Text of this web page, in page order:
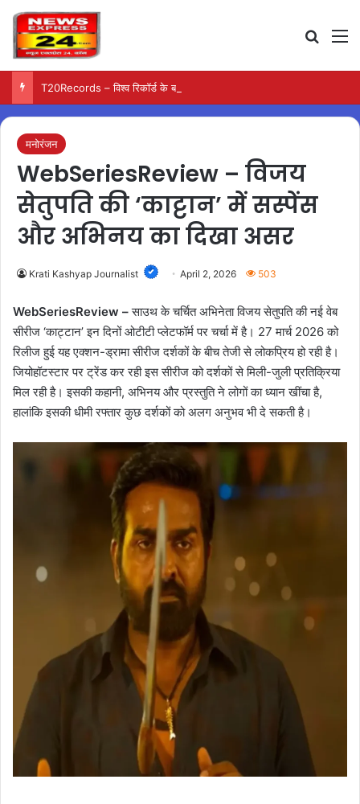
मनोरंजन
WebSeriesReview – विजय
सेतुपति की ‘काट्टान’ में सस्पेंस
और अभिनय का दिखा असर
Krati Kashyap Journalist April 2, 2026 503
WebSeriesReview –साउथ के चर्चित अभिनेता विजय सेतुपति की नई वेब
सीरीज ‘काट्टान’ इन दिनों ओटीटी प्लेटफॉर्म पर चर्चा में है। 27 मार्च 2026 को
रिलीज हुई यह एक्शन-ड्रामा सीरीज दर्शकों के बीच तेजी से लोकप्रिय हो रही है।
जियोहॉटस्टार पर ट्रेंड कर रही इस सीरीज को दर्शकों से मिली-जुली प्रतिक्रिया
मिल रही है। इसकी कहानी, अभिनय और प्रस्तुति ने लोगों का ध्यान खींचा है,
हालांकि इसकी धीमी रफ्तार कुछ दर्शकों को अलग अनुभव भी दे सकती है।